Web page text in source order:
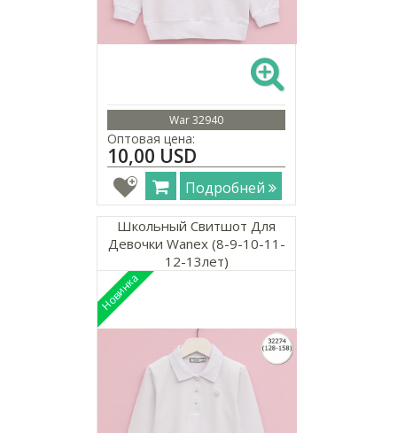
War 32940
Оптовая цена:
10,00 USD
Подробней
Школьный Свитшот Для
Девочки Wanex (8-9-10-11-
12-13лет)